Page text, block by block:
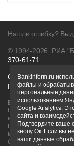
Нашли ошибку?
© 1994-2026. РИА
370-61-71
О проектеПолитика
Правовая
Вся информация о
bankinform.ru, носит
не является
ГК РФ. Информация не
может быть изменена.
банков или при
Bankinform.ru
файлы и
персональные
использованием
Google Analytics.
сайта и
Подтвердите ваше
кнопу Ок. Если вы
ваши данные